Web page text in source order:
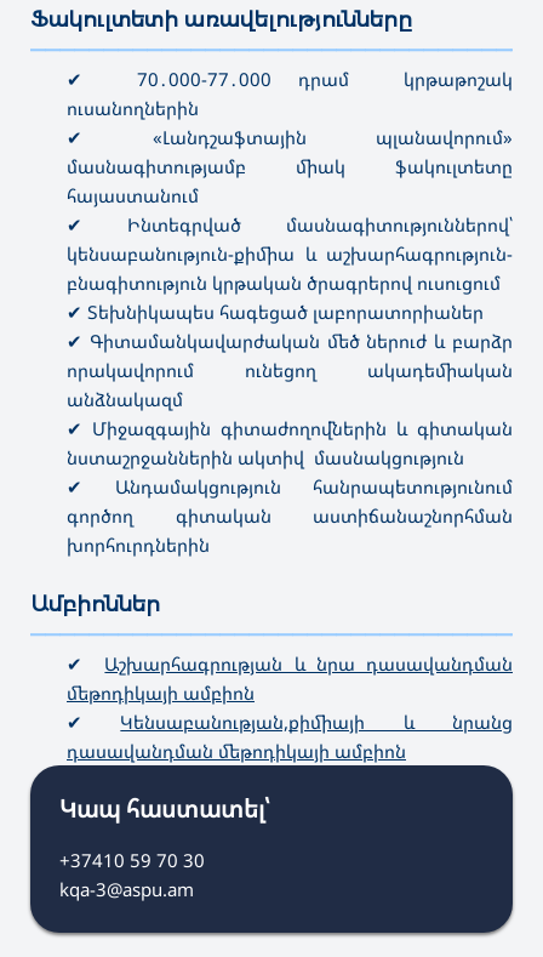
Ֆակուլտետի առավելությունները
✔ 70․000-77․000 դրամ կրթաթոշակ
ուսանողներին
✔ «Լանդշաֆտային պլանավորում»
մասնագիտությամբ միակ ֆակուլտետը
հայաստանում
✔ Ինտեգրված մասնագիտություններով՝
կենսաբանություն-քիմիա և աշխարհագրություն-
բնագիտություն կրթական ծրագրերով ուսուցում
✔ Տեխնիկապես հագեցած լաբորատորիաներ
✔ Գիտամանկավարժական մեծ ներուժ և բարձր
որակավորում ունեցող ակադեմիական
անձնակազմ
✔ Միջազգային գիտաժողովներին և գիտական
նստաշրջաններին ակտիվ մասնակցություն
✔ Անդամակցություն հանրապետությունում
գործող գիտական աստիճանաշնորհման
խորհուրդներին
Ամբիոններ
✔ Աշխարհագրության և նրա դասավանդման
մեթոդիկայի ամբիոն
✔ Կենսաբանության,քիմիայի և նրանց
դասավանդման մեթոդիկայի ամբիոն
Կապ հաստատել՝
+37410 59 70 30
kqa-3@aspu.am